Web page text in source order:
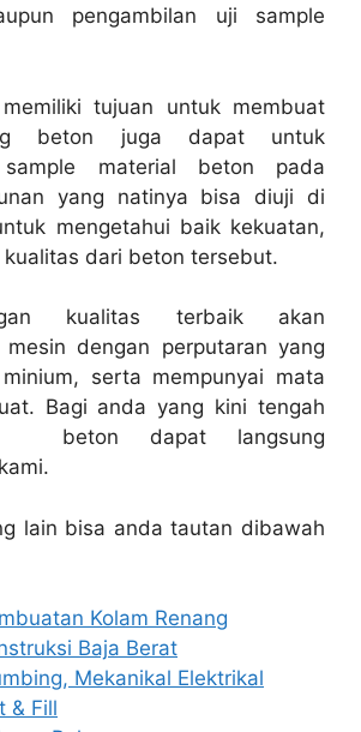
pengambilan uji sample
tujuan untuk membuat
beton juga dapat untuk
sample material beton pada
yang natinya bisa diuji di
mengetahui baik kekuatan,
dari beton tersebut.
kualitas terbaik akan
mesin dengan perputaran yang
serta mempunyai mata
Bagi anda yang kini tengah
beton dapat langsung
lain bisa anda tautan dibawah
Kolam Renang
Baja Berat
Mekanikal Elektrikal
& Fill